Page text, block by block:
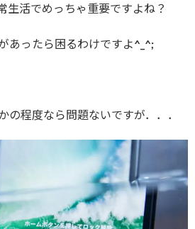
生活でめっちゃ重要ですよね？
あったら困るわけですよ^_^;
の程度なら問題ないですが．．．